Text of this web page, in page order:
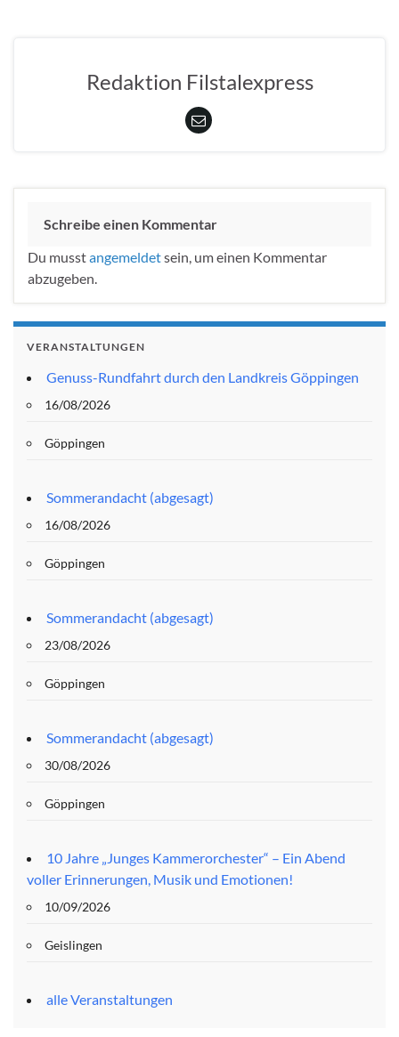
Redaktion Filstalexpress
Schreibe einen Kommentar
Du musstangemeldetsein, um einen Kommentar
abzugeben.
VERANSTALTUNGEN
Genuss-Rundfahrt durch den Landkreis Göppingen
16/08/2026
Göppingen
Sommerandacht (abgesagt)
16/08/2026
Göppingen
Sommerandacht (abgesagt)
23/08/2026
Göppingen
Sommerandacht (abgesagt)
30/08/2026
Göppingen
10 Jahre „Junges Kammerorchester“ – Ein Abend
voller Erinnerungen, Musik und Emotionen!
10/09/2026
Geislingen
alle Veranstaltungen